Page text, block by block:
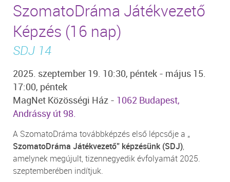
SzomatoDráma Játékvezető
Képzés (16 nap)
SDJ 14
2025. szeptember 19. 10:30, péntek - május 15.
17:00, péntek
MagNet Közösségi Ház - 1062 Budapest,
Andrássy út 98.
A SzomatoDráma továbbképzés első lépcsője a „
SzomatoDráma Játékvezető” képzésünk (SDJ),
amelynek megújult, tizennegyedik évfolyamát 2025.
szeptemberében indítjuk.